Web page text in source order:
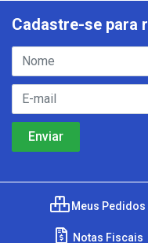
Cadastre-se para
Meus Pedidos
Notas Fiscais